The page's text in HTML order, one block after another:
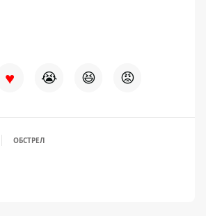
♥ 😭 😆 😡
ОБСТРЕЛ